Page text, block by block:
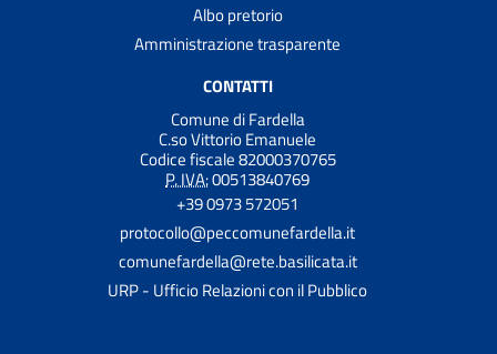
Albo pretorio
Amministrazione trasparente
CONTATTI
Comune di Fardella
C.so Vittorio Emanuele
Codice fiscale 82000370765
P. IVA:00513840769
+39 0973 572051
protocollo@peccomunefardella.it
comunefardella@rete.basilicata.it
URP - Ufficio Relazioni con il Pubblico